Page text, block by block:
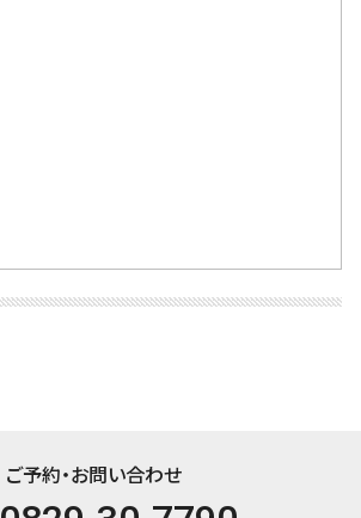
ご予約・お問い合わせ